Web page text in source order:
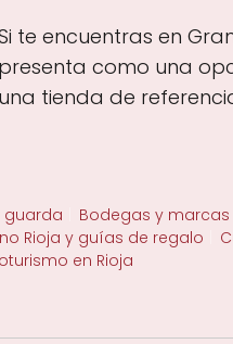
te encuentras en
presenta como una
una tienda de
guarda Bodegas y marcas
Rioja y guías de regalo
en Rioja